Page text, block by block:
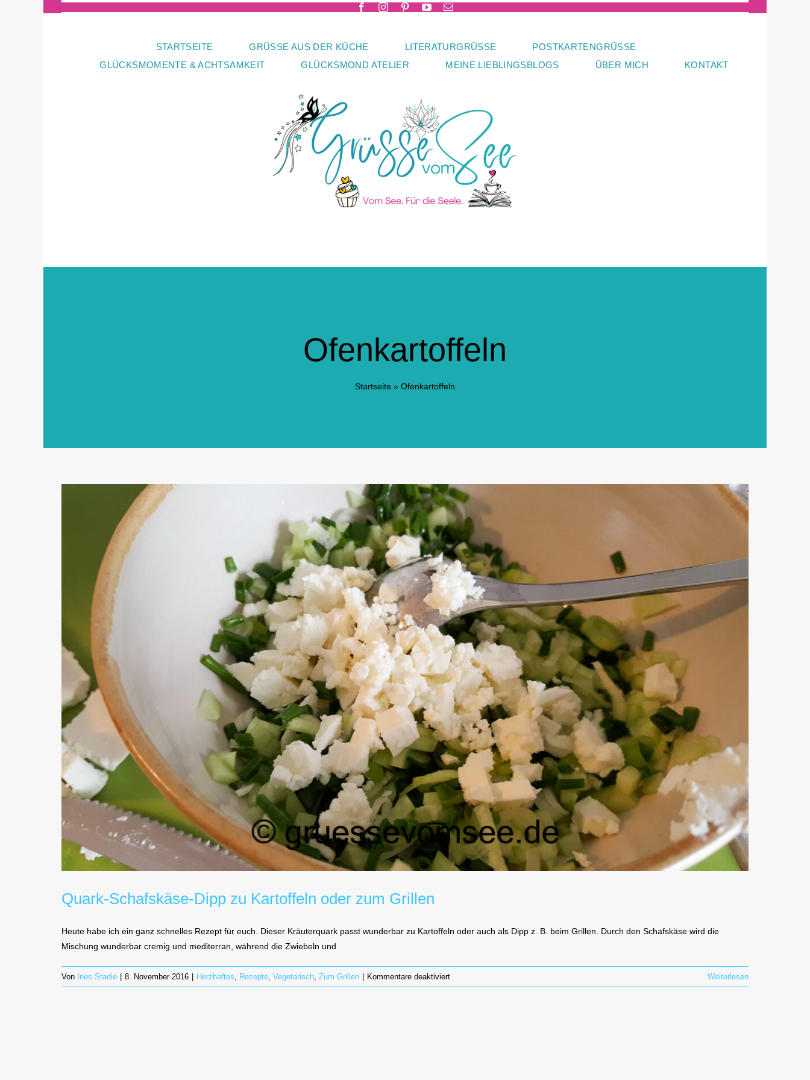
STARTSEITE GRÜSSE AUS DER KÜCHE LITERATURGRÜSSE
POSTKARTENGRÜSSE
GLÜCKSMOMENTE & ACHTSAMKEIT
GLÜCKSMOND ATELIER MEINE LIEBLINGSBLOGS ÜBER MICH KONTAKT
Ofenkartoffeln
Startseite » Ofenkartoffeln
Quark-Schafskäse-Dipp zu Kartoffeln oder zum Grillen
Heute habe ich ein ganz schnelles Rezept für euch. Dieser Kräuterquark passt wunderbar zu Kartoffeln oder auch als Dipp z. B. beim Grillen. Durch den Schafskäse wird die
Mischung wunderbar cremig und mediterran, während die Zwiebeln und
Von Ines Stadie | 8. November 2016 | Herzhaftes Rezepte Vegetarisch Zum Grillen | Kommentare deaktiviertfür
Quark-
Weiterlesen